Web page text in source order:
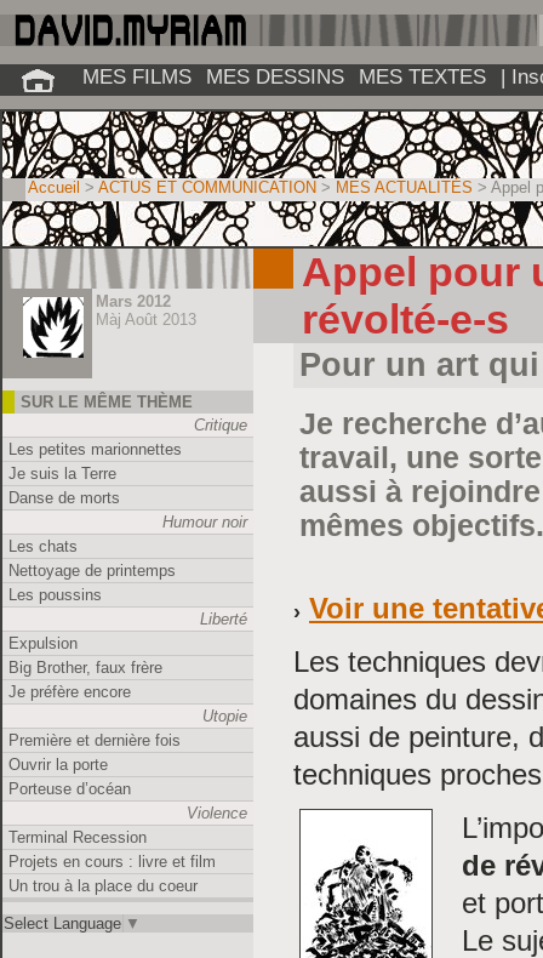
Mars 2012
Màj Août 2013
SUR LE MÊME THÈME
Critique
Les petites marionnettes
Je suis la Terre
Danse de morts
Humour noir
Les chats
Nettoyage de printemps
Les poussins
Liberté
Expulsion
Big Brother, faux frère
Je préfère encore
Utopie
Première et dernière fois
Ouvrir la porte
Porteuse d’océan
Violence
Terminal Recession
Projets en cours : livre et film
Un trou à la place du coeur
Select Language ▼
Appel pour
révolté-e-s
Pour un art
Je recherche
travail, une
aussi à
mêmes objectifs.
Voir une
Les techniques
domaines du
aussi de peinture,
techniques
de
et
Le
Accueil > ACTUS ET COMMUNICATION > MES ACTUALITÉS > Appel
MES FILMS MES DESSINS MES TEXTES |